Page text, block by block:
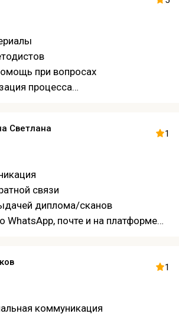
при вопросах
процесса
Светлана 1
связи
диплома/сканов
WhatsApp, почте и на платформе
1
коммуникация